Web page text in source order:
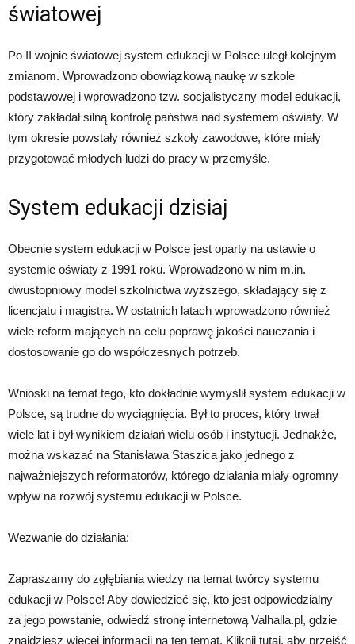
światowej
Po II wojnie światowej system edukacji w Polsce uległ kolejnym
zmianom. Wprowadzono obowiązkową naukę w szkole
podstawowej i wprowadzono tzw. socjalistyczny model edukacji,
który zakładał silną kontrolę państwa nad systemem oświaty. W
tym okresie powstały również szkoły zawodowe, które miały
przygotować młodych ludzi do pracy w przemyśle.
System edukacji dzisiaj
Obecnie system edukacji w Polsce jest oparty na ustawie o
systemie oświaty z 1991 roku. Wprowadzono w nim m.in.
dwustopniowy model szkolnictwa wyższego, składający się z
licencjatu i magistra. W ostatnich latach wprowadzono również
wiele reform mających na celu poprawę jakości nauczania i
dostosowanie go do współczesnych potrzeb.
Wnioski na temat tego, kto dokładnie wymyślił system edukacji w
Polsce, są trudne do wyciągnięcia. Był to proces, który trwał
wiele lat i był wynikiem działań wielu osób i instytucji. Jednakże,
można wskazać na Stanisława Staszica jako jednego z
najważniejszych reformatorów, którego działania miały ogromny
wpływ na rozwój systemu edukacji w Polsce.
Wezwanie do działania:
Zapraszamy do zgłębiania wiedzy na temat twórcy systemu
edukacji w Polsce! Aby dowiedzieć się, kto jest odpowiedzialny
za jego powstanie, odwiedź stronę internetową Valhalla.pl, gdzie
znajdziesz więcej informacji na ten temat. Kliknij tutaj, aby przejść